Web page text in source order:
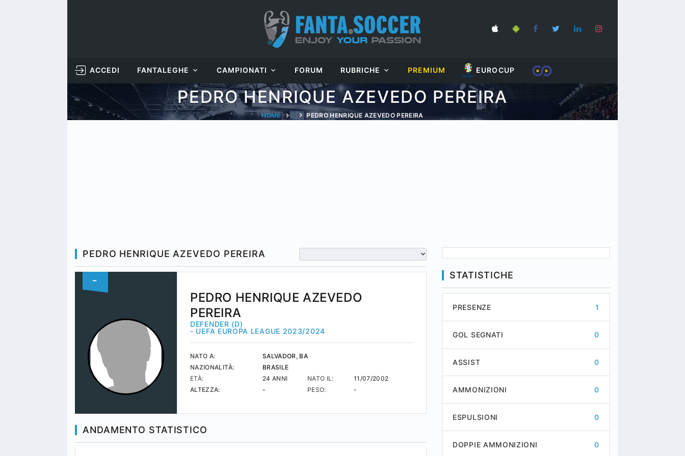
ACCEDI FANTALEGHE CAMPIONATI FORUM RUBRICHE PREMIUM EUROCUP
PEDRO HENRIQUE AZEVEDO PEREIRA
HOME PEDRO HENRIQUE AZEVEDO PEREIRA
PEDRO HENRIQUE AZEVEDO PEREIRA
-
PEDRO HENRIQUE AZEVEDO
PEREIRA
DEFENDER (D)
- UEFA EUROPA LEAGUE 2023/2024
NATO A:
SALVADOR, BA
NAZIONALITÀ:
BRASILE
ETÀ:
24 ANNI NATO IL:
11/07/2002
ALTEZZA:
- PESO: -
ANDAMENTO STATISTICO
STATISTICHE
PRESENZE 1
GOL SEGNATI 0
ASSIST 0
AMMONIZIONI 0
ESPULSIONI 0
DOPPIE AMMONIZIONI 0